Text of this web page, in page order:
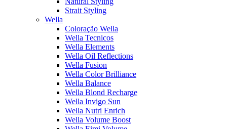
Strait Styling
Wella
Coloração Wella
Wella Tecnicos
Wella Elements
Wella Oil Reflections
Wella Fusion
Wella Color Brilliance
Wella Balance
Wella Blond Recharge
Wella Invigo Sun
Wella Nutri Enrich
Wella Volume Boost